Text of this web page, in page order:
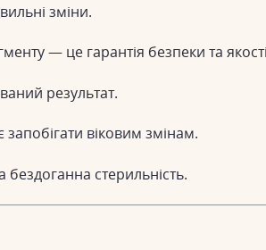
зміни.
— це гарантія безпеки та
результат.
віковим змінам.
бездоганна стерильність.